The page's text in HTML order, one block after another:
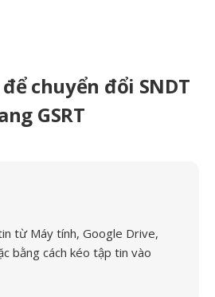
chuyển đổi SNDT
GSRT
từ Máy tính, Google Drive,
bằng cách kéo tập tin vào